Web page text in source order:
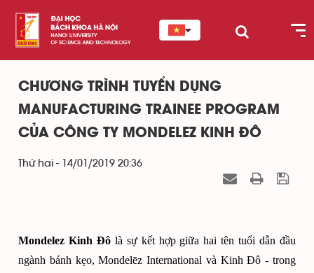
CHƯƠNG TRÌNH TUYỂN DỤNG
MANUFACTURING TRAINEE PROGRAM
CỦA CÔNG TY MONDELEZ KINH ĐÔ
Thứ hai - 14/01/2019 20:36
Mondelez Kinh Đôlà sự kết hợp giữa hai tên tuổi dẫn đầu
ngành bánh kẹo, Mondelēz International và Kinh Đô - trong